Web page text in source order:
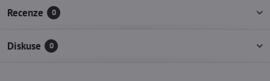
Recenze 0
Diskuse 0